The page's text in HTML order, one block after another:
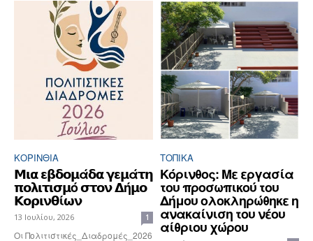
ΚΟΡΙΝΘΊΑ
𝝡𝝸𝝰 𝝴𝝱𝝳𝝾𝝻ά𝝳𝝰 𝝲𝝴𝝻ά𝞃𝝶
𝝿𝝾𝝺𝝸𝞃𝝸𝞂𝝻ό 𝞂𝞃𝝾𝝼 𝝙ή𝝻𝝾
𝝟𝝾𝞀𝝸𝝼𝝷ί𝞈𝝼
13 Ιουλίου, 2026 1
Οι Πολιτιστικές_Διαδρομές_2026
ΤΟΠΙΚΑ
Κόρινθος: Με εργασία
του προσωπικού του
Δήμου ολοκληρώθηκε η
ανακαίνιση του νέου
αίθριου χώρου